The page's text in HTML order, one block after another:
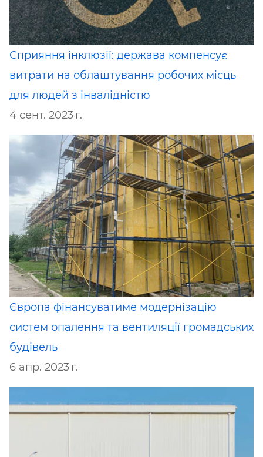
Сприяння інклюзії: держава компенсує
витрати на облаштування робочих місць
для людей з інвалідністю
4 сент. 2023 г.
Європа фінансуватиме модернізацію
систем опалення та вентиляції громадських
будівель
6 апр. 2023 г.